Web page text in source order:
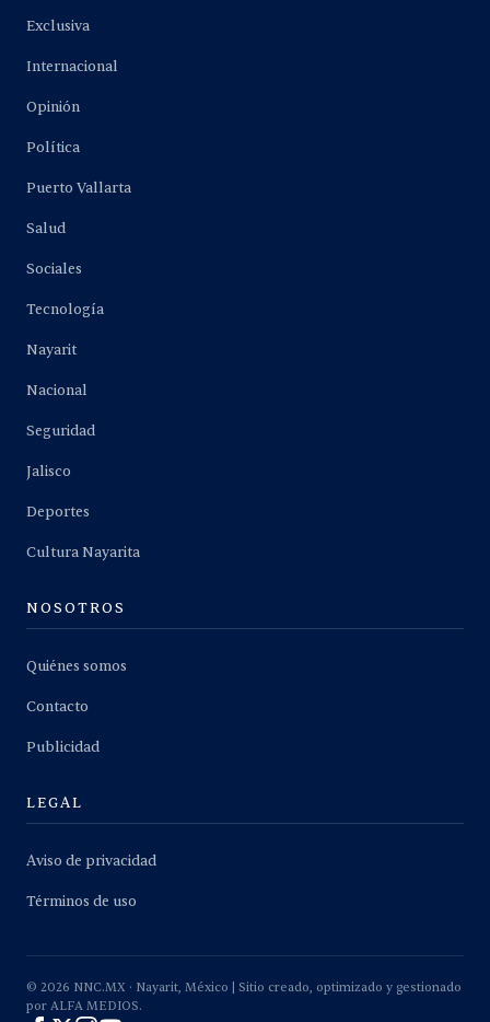
Exclusiva
Internacional
Opinión
Política
Puerto Vallarta
Salud
Sociales
Tecnología
Nayarit
Nacional
Seguridad
Jalisco
Deportes
Cultura Nayarita
NOSOTROS
Quiénes somos
Contacto
Publicidad
LEGAL
Aviso de privacidad
Términos de uso
© 2026 NNC.MX · Nayarit, México | Sitio creado, optimizado y gestionado
por ALFA MEDIOS.